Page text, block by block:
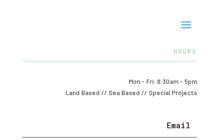
HOURS
Mon - Fri: 8:30am - 5pm
Land Based // Sea Based // Special Projects